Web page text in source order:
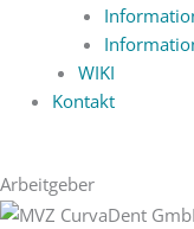
WIKI
Kontakt
Arbeitgeber